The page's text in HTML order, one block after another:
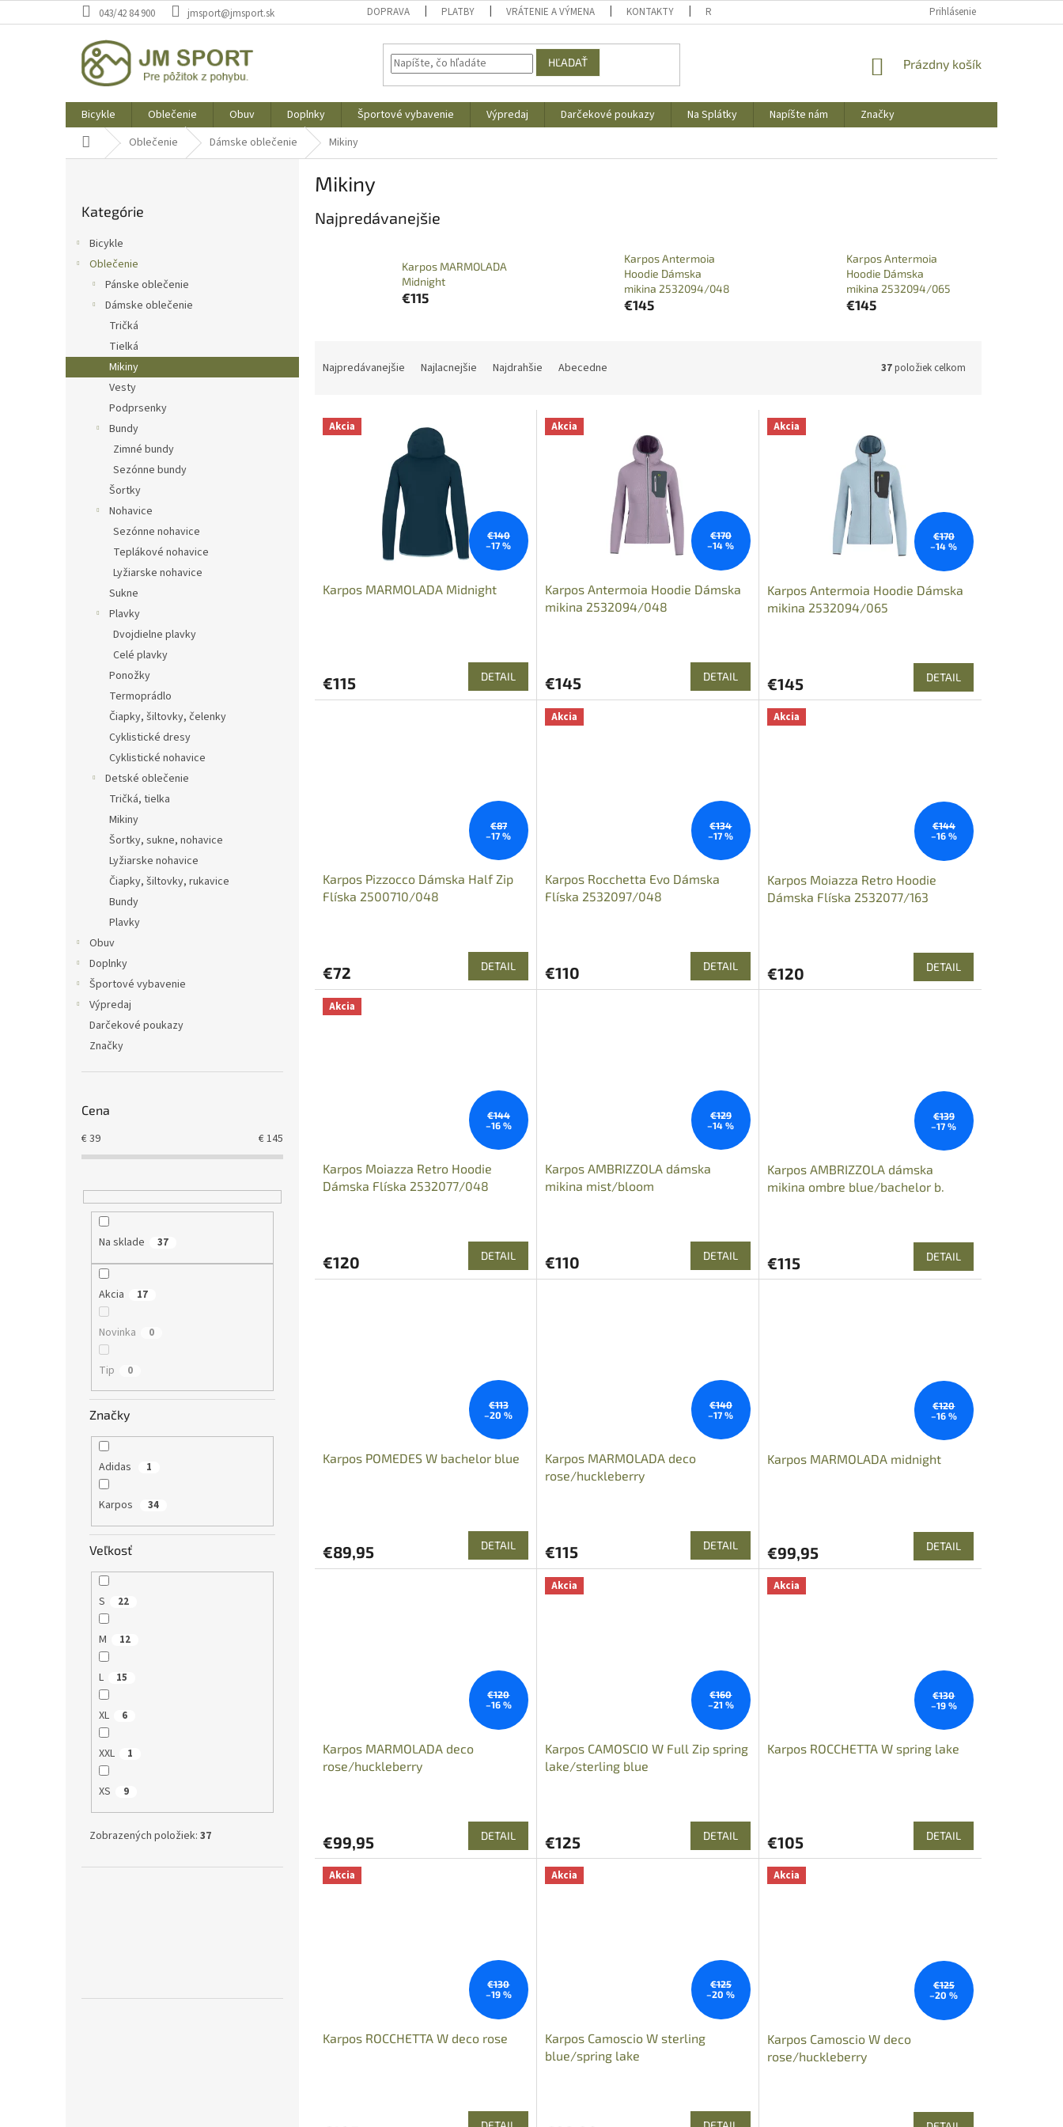
na
043/42 84 900 jmsport@jmsport.sk DOPRAVA PLATBY VRÁTENIE A VÝMENA KONTAKTY REKLAMAČNÝ PORIADOK OBCHODNÉ PODMIENKYPrihlásenie
HĽADAŤ
NÁKUPNÝ
Prázdny košík
Bicykle Oblečenie Obuv Doplnky Športové vybavenie Výpredaj Darčekové poukazy Na Splátky Napíšte nám
Značky
Domov Oblečenie Dámske oblečenie Mikiny
kategórie
Kategórie
Bicykle
Oblečenie
Pánske oblečenie
Dámske oblečenie
Tričká
Tielká
Mikiny
Vesty
Podprsenky
Bundy
Zimné bundy
Sezónne bundy
Šortky
Nohavice
Sezónne nohavice
Teplákové nohavice
Lyžiarske nohavice
Sukne
Plavky
Dvojdielne plavky
Celé plavky
Ponožky
Termoprádlo
Čiapky, šiltovky, čelenky
Cyklistické dresy
Cyklistické nohavice
Detské oblečenie
Tričká, tielka
Mikiny
Šortky, sukne, nohavice
Lyžiarske nohavice
Čiapky, šiltovky, rukavice
Bundy
Plavky
Obuv
Doplnky
Športové vybavenie
Výpredaj
Darčekové poukazy
Značky
Cena
€39 €145
Na sklade 37
Akcia 17
Novinka 0
Tip 0
Značky
Adidas 1
Karpos 34
Veľkosť
S 22
M 12
L 15
XL 6
XXL 1
XS 9
Zobrazených položiek: 37
Mikiny
Najpredávanejšie
Karpos MARMOLADA
Midnight
€115
Karpos Antermoia
Hoodie Dámska
mikina 2532094/048
€145
Karpos Antermoia
Hoodie Dámska
mikina 2532094/065
€145
n
Najpredávanejšie Najlacnejšie Najdrahšie Abecedne 37položiek celkom
V Akcia
€140
–17 %
Karpos MARMOLADA Midnight
€115 DETAIL
Akcia
€170
–14 %
Karpos Antermoia Hoodie Dámska
mikina 2532094/048
€145 DETAIL
Akcia
€170
–14 %
Karpos Antermoia Hoodie Dámska
mikina 2532094/065
€145 DETAIL
€87
–17 %
Karpos Pizzocco Dámska Half Zip
Flíska 2500710/048
€72 DETAIL
Akcia
€134
–17 %
Karpos Rocchetta Evo Dámska
Flíska 2532097/048
€110 DETAIL
Akcia
€144
–16 %
Karpos Moiazza Retro Hoodie
Dámska Flíska 2532077/163
€120 DETAIL
Akcia
€144
–16 %
Karpos Moiazza Retro Hoodie
Dámska Flíska 2532077/048
€120 DETAIL
€129
–14 %
Karpos AMBRIZZOLA dámska
mikina mist/bloom
€110 DETAIL
€139
–17 %
Karpos AMBRIZZOLA dámska
mikina ombre blue/bachelor b.
€115 DETAIL
€113
–20 %
Karpos POMEDES W bachelor blue
€89,95 DETAIL
€140
–17 %
Karpos MARMOLADA deco
rose/huckleberry
€115 DETAIL
€120
–16 %
Karpos MARMOLADA midnight
€99,95 DETAIL
€120
–16 %
Karpos MARMOLADA deco
rose/huckleberry
€99,95 DETAIL
Akcia
€160
–21 %
Karpos CAMOSCIO W Full Zip spring
lake/sterling blue
€125 DETAIL
Akcia
€130
–19 %
Karpos ROCCHETTA W spring lake
€105 DETAIL
Akcia
€130
–19 %
Karpos ROCCHETTA W deco rose
Akcia
€125
–20 %
Karpos Camoscio W sterling
blue/spring lake
Akcia
€125
–20 %
Karpos Camoscio W deco
rose/huckleberry